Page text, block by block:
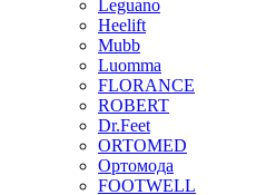
Leguano
Heelift
Mubb
Luomma
FLORANCE
ROBERT
Dr.Feet
ORTOMED
Ортомода
FOOTWELL